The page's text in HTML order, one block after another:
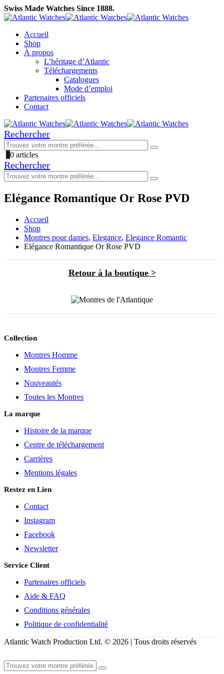
Swiss Made Watches Since 1888.
Accueil
Shop
À propos
L’héritage d’Atlantic
Téléchargements
Catalogues
Mode d’emploi
Partenaires officiels
Contact
Rechercher
00 articles
Rechercher
Elégance Romantique Or Rose PVD
Accueil
Shop
Montres pour dames, Elegance, Elegance Romantic
Elégance Romantique Or Rose PVD
Retour à la boutique >
Collection
Montres Homme
Montres Femme
Nouveautés
Toutes les Montres
La marque
Histoire de la marque
Centre de téléchargement
Carrières
Mentions légales
Restez en Lien
Contact
Instagram
Facebook
Newsletter
Service Client
Partenaires officiels
Aide & FAQ
Conditions générales
Politique de confidentialité
Atlantic Watch Production Ltd. © 2026 | Tous droits réservés